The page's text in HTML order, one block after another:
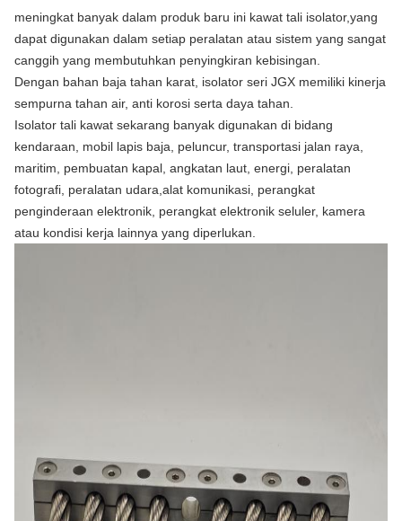
meningkat banyak dalam produk baru ini kawat tali isolator,yang
dapat digunakan dalam setiap peralatan atau sistem yang sangat
canggih yang membutuhkan penyingkiran kebisingan.
Dengan bahan baja tahan karat, isolator seri JGX memiliki kinerja
sempurna tahan air, anti korosi serta daya tahan.
Isolator tali kawat sekarang banyak digunakan di bidang
kendaraan, mobil lapis baja, peluncur, transportasi jalan raya,
maritim, pembuatan kapal, angkatan laut, energi, peralatan
fotografi, peralatan udara,alat komunikasi, perangkat
penginderaan elektronik, perangkat elektronik seluler, kamera
atau kondisi kerja lainnya yang diperlukan.